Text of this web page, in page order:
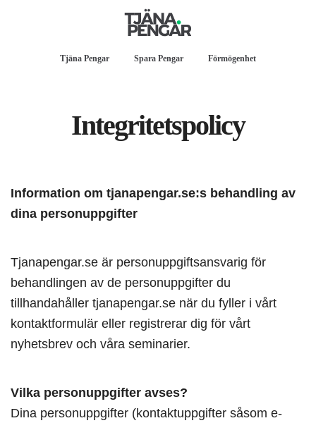
Tjäna Pengar Spara Pengar Förmögenhet
Integritetspolicy
Information om tjanapengar.se:s behandling av
dina personuppgifter
Tjanapengar.se är personuppgiftsansvarig för
behandlingen av de personuppgifter du
tillhandahåller tjanapengar.se när du fyller i vårt
kontaktformulär eller registrerar dig för vårt
nyhetsbrev och våra seminarier.
Vilka personuppgifter avses?
Dina personuppgifter (kontaktuppgifter såsom e-